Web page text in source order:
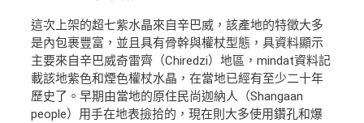
這次上架的超七紫水晶來自辛巴威，該產地的特徵大多
是內包裹豐富，並且具有骨幹與權杖型態，具資料顯示
主要來自辛巴威奇雷齊（Chiredzi）地區，mindat資料記
載該地紫色和煙色權杖水晶，在當地已經有至少二十年
歷史了。早期由當地的原住民尚迦納人（Shangaan
people）用手在地表撿拾的，現在則大多使用鑽孔和爆